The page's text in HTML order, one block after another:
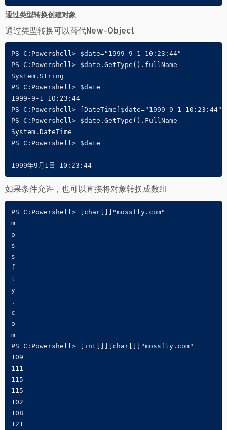
通过类型转换创建对象
通过类型转换可以替代New-Object
PS C:Powershell> $date="1999-9-1 10:23:44"
PS C:Powershell> $date.GetType().fullName
System.String
PS C:Powershell> $date
1999-9-1 10:23:44
PS C:Powershell> [DateTime]$date="1999-9-1 10:23:44"
PS C:Powershell> $date.GetType().FullName
System.DateTime
PS C:Powershell> $date
1999年9月1日 10:23:44
如果条件允许，也可以直接将对象转换成数组
PS C:Powershell> [char[]]"mossfly.com"
m
o
s
s
f
l
y
.
c
o
m
PS C:Powershell> [int[]][char[]]"mossfly.com"
109
111
115
115
102
108
121